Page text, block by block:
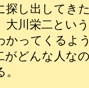
探し出してき
大川栄二とい
かってくるよ
がどんな人な